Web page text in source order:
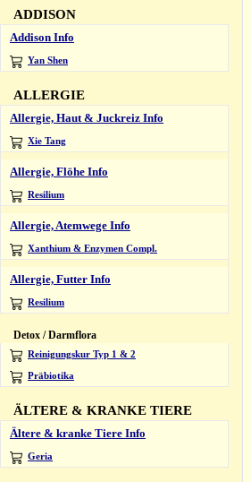
ADDISON
Addison Info
Yan Shen
ALLERGIE
Allergie, Haut & Juckreiz Info
Xie Tang
Allergie, Flöhe Info
Resilium
Allergie, Atemwege Info
Xanthium & Enzymen Compl.
Allergie, Futter Info
Resilium
Detox / Darmflora
Reinigungskur Typ 1 & 2
Präbiotika
ÄLTERE & KRANKE TIERE
Ältere & kranke Tiere Info
Geria